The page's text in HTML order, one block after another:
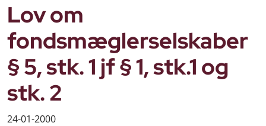
Lov om
fondsmæglerselskaber
§ 5, stk. 1 jf § 1, stk.1 og
stk. 2
24-01-2000